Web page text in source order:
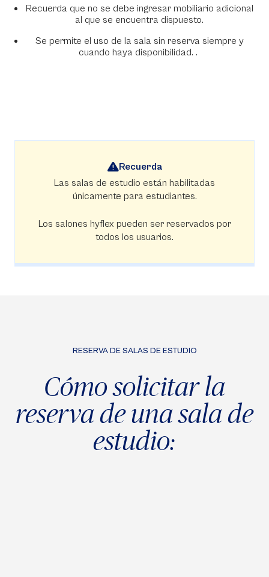
Recuerda que no se debe ingresar mobiliario adicional
al que se encuentra dispuesto.
Se permite el uso de la sala sin reserva siempre y
cuando haya disponibilidad. .
Recuerda
Las salas de estudio están habilitadas
únicamente para estudiantes.
Los salones hyflex pueden ser reservados por
todos los usuarios.
RESERVA DE SALAS DE ESTUDIO
Cómo solicitar la
reserva de una sala de
estudio: